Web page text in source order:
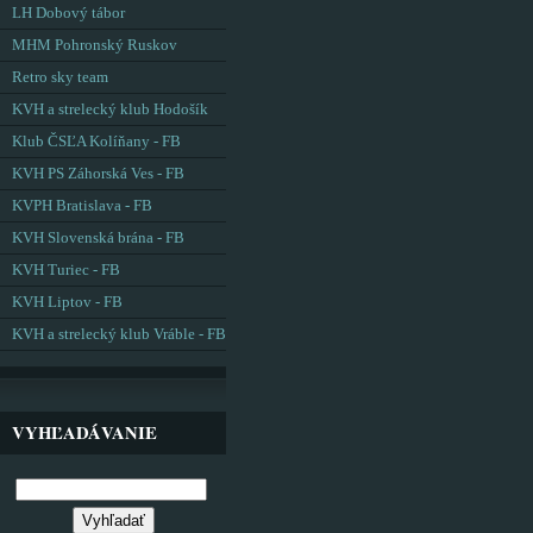
LH Dobový tábor
MHM Pohronský Ruskov
Retro sky team
KVH a strelecký klub Hodošík
Klub ČSĽA Kolíňany - FB
KVH PS Záhorská Ves - FB
KVPH Bratislava - FB
KVH Slovenská brána - FB
KVH Turiec - FB
KVH Liptov - FB
KVH a strelecký klub Vráble - FB
VYHĽADÁVANIE